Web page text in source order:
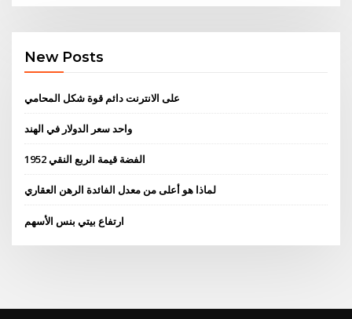
New Posts
على الانترنت دائم قوة شكل المحامي
واحد سعر الدولار في الهند
1952 الفضة قيمة الربع النقي
لماذا هو أعلى من معدل الفائدة الرهن العقاري
ارتفاع بيتي بنس الأسهم